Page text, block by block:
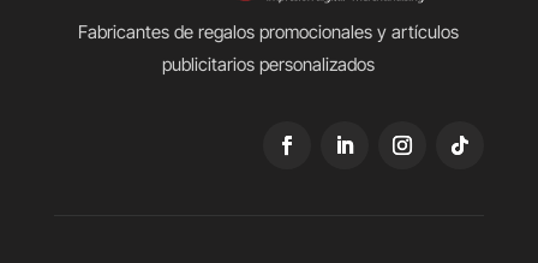
Fabricantes de regalos promocionales y artículos
publicitarios personalizados